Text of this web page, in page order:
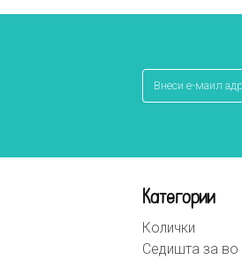
Категории
Колички
Седишта за